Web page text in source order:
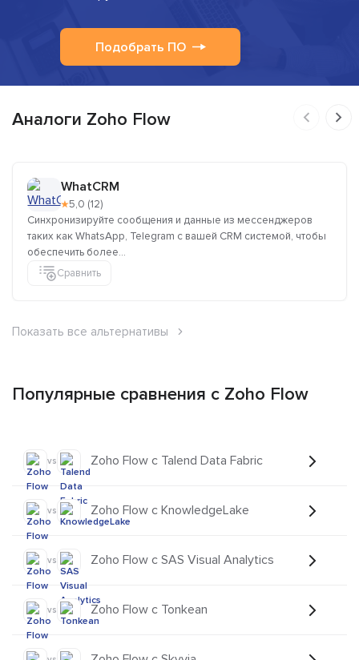
Подобрать ПО
Аналоги Zoho Flow
WhatCRM
★5,0 (12)
Синхронизируйте сообщения и данные из мессенджеров
таких как WhatsApp, Telegram с вашей CRM системой, чтобы
обеспечить более...
Сравнить
Показать все альтернативы
Популярные сравнения с Zoho Flow
vs Zoho Flow с Talend Data Fabric
vs Zoho Flow с KnowledgeLake
vs Zoho Flow с SAS Visual Analytics
vs Zoho Flow с Tonkean